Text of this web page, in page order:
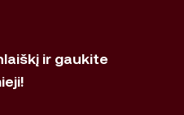
ir gaukite